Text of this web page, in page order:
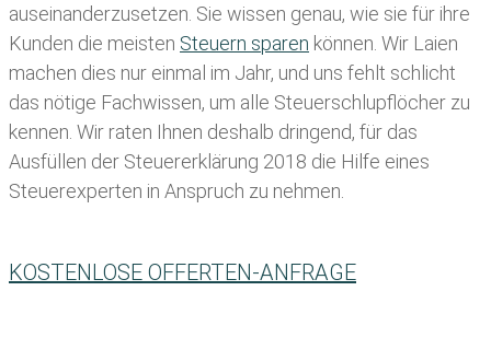
auseinanderzusetzen. Sie wissen genau, wie sie für ihre
Kunden die meisten Steuern sparen können. Wir Laien
machen dies nur einmal im Jahr, und uns fehlt schlicht
das nötige Fachwissen, um alle Steuerschlupflöcher zu
kennen. Wir raten Ihnen deshalb dringend, für das
Ausfüllen der Steuererklärung 2018 die Hilfe eines
Steuerexperten in Anspruch zu nehmen.
KOSTENLOSE OFFERTEN-ANFRAGE